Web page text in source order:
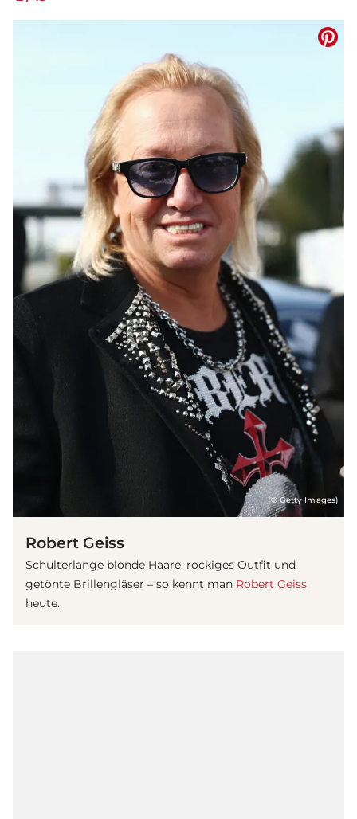
(© Getty Images)
Robert Geiss
Schulterlange blonde Haare, rockiges Outfit und
getönte Brillengläser – so kennt man Robert Geiss
heute.